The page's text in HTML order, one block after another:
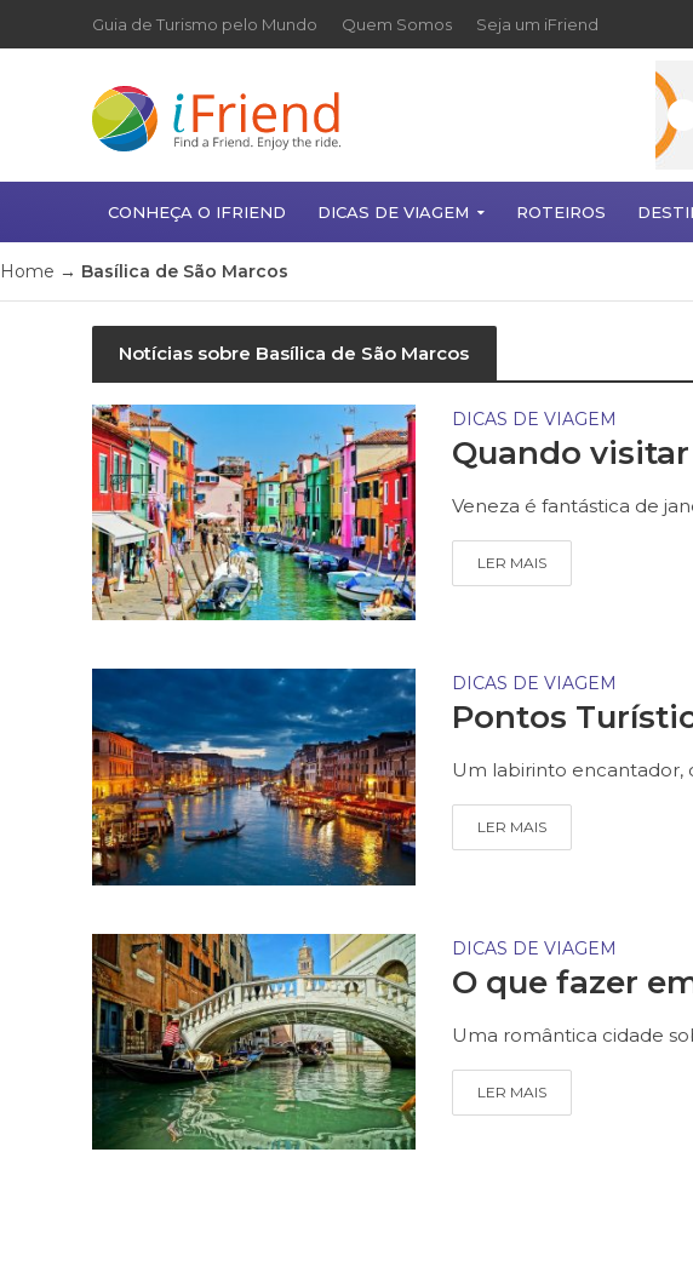
Guia de Turismo pelo Mundo Quem Somos Seja um iFriend
CONHEÇA O IFRIEND DICAS DE VIAGEM ROTEIROS
Home → Basílica de São Marcos
Notícias sobre Basílica de São Marcos
DICAS DE VIAGEM
Quando visitar
Veneza é fantástica de
LER MAIS
DICAS DE VIAGEM
Pontos
Um labirinto encantador,
LER MAIS
DICAS DE VIAGEM
O que fazer
Uma romântica cidade
LER MAIS